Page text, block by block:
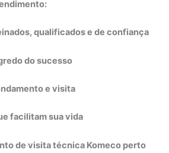
qualificados e de confiança
do sucesso
e visita
facilitam sua vida
de visita técnica Komeco perto